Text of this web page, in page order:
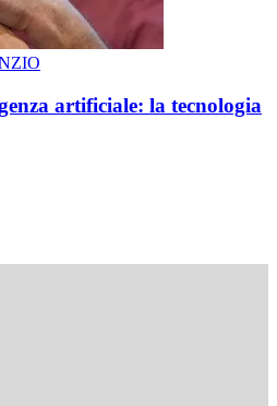
artificiale: la tecnologia